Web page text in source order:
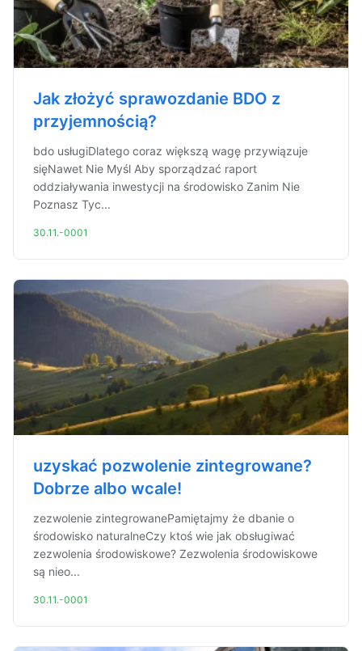
Jak złożyć sprawozdanie BDO z
przyjemnością?
bdo usługiDlatego coraz większą wagę przywiązuje
sięNawet Nie Myśl Aby sporządzać raport
oddziaływania inwestycji na środowisko Zanim Nie
Poznasz Tyc...
30.11.-0001
uzyskać pozwolenie zintegrowane?
Dobrze albo wcale!
zezwolenie zintegrowanePamiętajmy że dbanie o
środowisko naturalneCzy ktoś wie jak obsługiwać
zezwolenia środowiskowe? Zezwolenia środowiskowe
są nieo...
30.11.-0001